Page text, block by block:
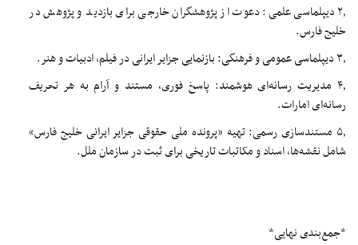
۲٫ دیپلماسی علمی: دعوت از پژوهشگران خارجی برای بازدید و پژوهش در
خلیج فارس.
۳٫ دیپلماسی عمومی و فرهنگی: بازنمایی جزایر ایرانی در فیلم، ادبیات و هنر.
۴٫ مدیریت رسانه‌ای هوشمند: پاسخ فوری، مستند و آرام به هر تحریف
رسانه‌ای امارات.
۵٫ مستندسازی رسمی: تهیه «پرونده ملی حقوقی جزایر ایرانی خلیج فارس»
شامل نقشه‌ها، اسناد و مکاتبات تاریخی برای ثبت در سازمان ملل.
*جمع‌بندی نهایی*